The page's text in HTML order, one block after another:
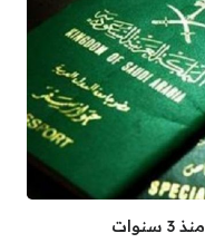
منذ 3 سنوات